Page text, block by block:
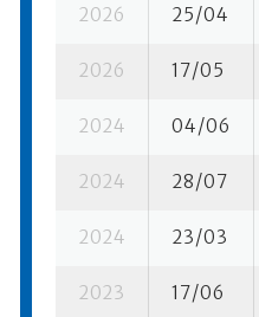
2026 25/04
2026 17/05
2024 04/06
2024 28/07
2024 23/03
2023 17/06